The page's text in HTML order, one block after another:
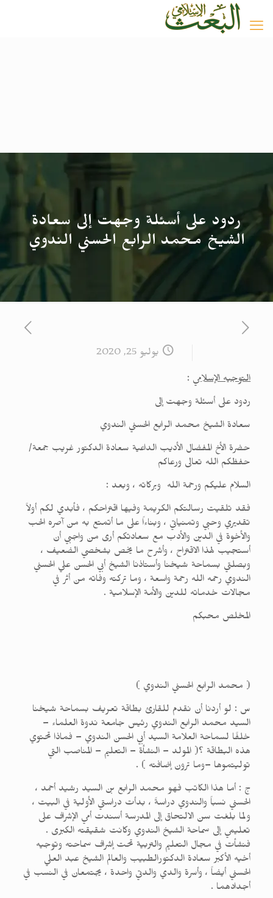
ردود على أسئلة وجهت إلى سعادة
الشيخ محمد الرابع الحسني الندوي
يوليو 25, 2020
التوجيه الإسلامي :
ردود على أسئلة وجهت إلى
سعادة الشيخ محمد الرابع الحسني الندوي
حضرة الأخ المفضال الأديب الداعية سعادة الدكتور غريب جمعة/
حفظكم الله تعالى ورعاكم
السلام عليكم ورحمة الله وبركاته ، وبعد :
فقد تلقيت رسالتكم الكريمة وفيها اقتراحكم ، فأبدي لكم أولاً
تقديري وحبي وتمنياتي ، وبناءاً على ما أتمتع به من آصره الحب
والأخوة في الدين والأدب مع سعادتكم أرى من واجبي أن
أستجيب لهذا الاقتراح ، وأشرح ما يخص بشخصي الضعيف ،
وبصلتي بسماحة شيخنا وأستاذنا الشيخ أبي الحسن علي الحسني
الندوي رحمه الله رحمة واسعة ، وما تركته وفاته من أثر في
مجالات خدماته للدين والأمة الإسلامية .
المخلص محبكم
( محمد الرابع الحسني الندوي )
س : لو أردنا أن نقدم للقارئ بطاقة تعريف بسماحة شيخنا
السيد محمد الرابع الندوي رئيس جامعة ندوة العلماء –
خلفًا لسماحة العلامة السيد أبي الحسن الندوي – فماذا تحتوي
هذه البطاقة ؟( المولد – النشأة – التعليم – المناصب التي
توليتموها –وما ترون إضافته ) .
ج : أما هذا الكاتب فهو محمد الرابع بن السيد رشيد أحمد ،
الحسني نسباً والندوي دراسةً ، بدأت دراستي الأولية في البيت ،
ولما بلغت سن الالتحاق إلى المدرسة أسندت أمي الإشراف على
تعليمي إلى سماحة الشيخ الندوي وكانت شقيقته الكبرى .
فنشأت في مجال التعليم والتربية تحت إشراف سماحته وتوجيه
أخيه الأكبر سعادة الدكتورالطبيب والعالم الشيخ عبد العلي
الحسني أيضاً ، وأسرة والدي والدتي واحدة ، يجتمعان في النسب في
أجدادهما .